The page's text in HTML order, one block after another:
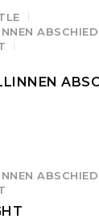
ABSCHIED
ABSCHIED